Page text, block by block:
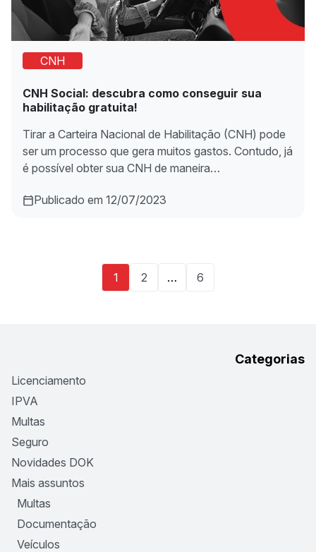
CNH
CNH Social: descubra como conseguir sua
habilitação gratuita!
Tirar a Carteira Nacional de Habilitação (CNH) pode
ser um processo que gera muitos gastos. Contudo, já
é possível obter sua CNH de maneira…
Publicado em 12/07/2023
1 2 … 6
Categorias
Licenciamento
IPVA
Multas
Seguro
Novidades DOK
Mais assuntos
Multas
Documentação
Veículos